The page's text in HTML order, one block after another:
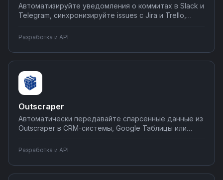
Автоматизируйте уведомления о коммитах в Slack и
Telegram, синхронизируйте issues с Jira и Trello,
request. Настраивайте интеграции GitLab без
программирования на Nodul — от простых webhook
до сложных CI/CD сценариев.
Разработка и API
Outscraper
Автоматически передавайте спарсенные данные из
Outscraper в CRM-системы, Google Таблицы или
создание карточек компаний и обновление
контактов без программирования. Превращайте
парсинг в готовые воронки продаж за несколько
кликов.
Разработка и API